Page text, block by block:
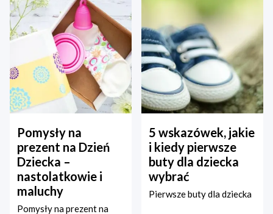
Pomysły na
prezent na Dzień
Dziecka –
nastolatkowie i
maluchy
Pomysły na prezent na
5 wskazówek, jakie
i kiedy pierwsze
buty dla dziecka
wybrać
Pierwsze buty dla dziecka